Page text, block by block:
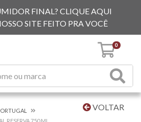
FINAL? CLIQUE AQUI
SITE FEITO PRA VOCÊ
0
VOLTAR